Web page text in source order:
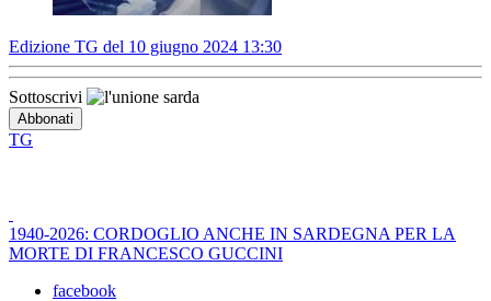
Edizione TG del 10 giugno 2024 13:30
Sottoscrivi
TG
1940-2026: CORDOGLIO ANCHE IN SARDEGNA PER LA
MORTE DI FRANCESCO GUCCINI
facebook